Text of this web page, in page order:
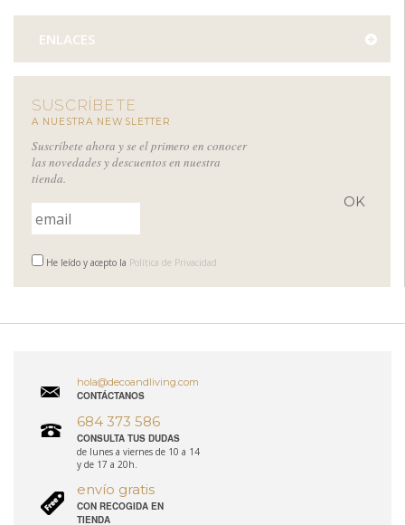
ENLACES
SUSCRÍBETE
A NUESTRA NEWSLETTER
Suscríbete ahora y se el primero en conocer
las novedades y descuentos en nuestra
tienda.
He leído y acepto la Política de Privacidad
hola@decoandliving.com
CONTÁCTANOS
684 373 586
CONSULTA TUS DUDAS
de lunes a viernes de 10 a 14
y de 17 a 20h.
envío gratis
CON RECOGIDA EN
TIENDA